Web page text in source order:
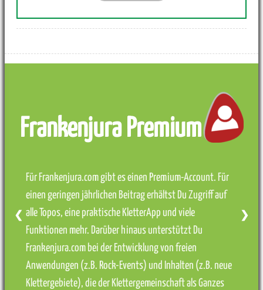
Frankenjura Premium
Für Frankenjura.com gibt es einen Premium-Account. Für
einen geringen jährlichen Beitrag erhältst Du Zugriff auf
alle Topos, eine praktische KletterApp und viele
Funktionen mehr. Darüber hinaus unterstützt Du
Frankenjura.com bei der Entwicklung von freien
Anwendungen (z.B. Rock-Events) und Inhalten (z.B. neue
Klettergebiete), die der Klettergemeinschaft als Ganzes
❮ ❯